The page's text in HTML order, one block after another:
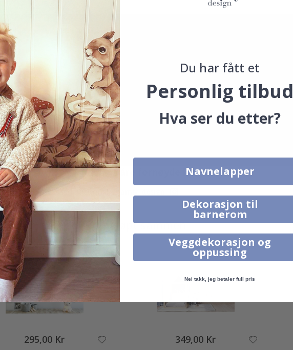
Ekte inspirasjon fra våre fornøyde kunder!
Produkter kjøpt sammen
295,00 Kr 349,00 Kr
Du har fått et
Personlig tilbud
Hva ser du etter?
Navnelapper
Dekorasjon til
barnerom
Veggdekorasjon og
oppussing
Nei takk, jeg betaler full pris